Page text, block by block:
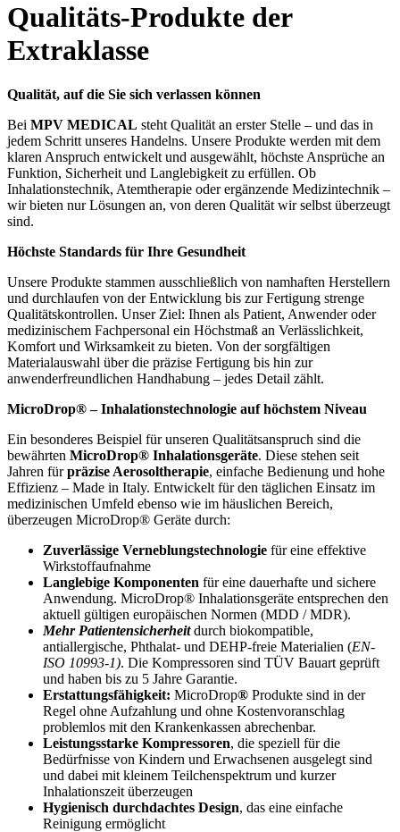
Qualitäts-Produkte der
Extraklasse
Qualität, auf die Sie sich verlassen können
Bei MPV MEDICAL steht Qualität an erster Stelle – und das in
jedem Schritt unseres Handelns. Unsere Produkte werden mit dem
klaren Anspruch entwickelt und ausgewählt, höchste Ansprüche an
Funktion, Sicherheit und Langlebigkeit zu erfüllen. Ob
Inhalationstechnik, Atemtherapie oder ergänzende Medizintechnik –
wir bieten nur Lösungen an, von deren Qualität wir selbst überzeugt
sind.
Höchste Standards für Ihre Gesundheit
Unsere Produkte stammen ausschließlich von namhaften Herstellern
und durchlaufen von der Entwicklung bis zur Fertigung strenge
Qualitätskontrollen. Unser Ziel: Ihnen als Patient, Anwender oder
medizinischem Fachpersonal ein Höchstmaß an Verlässlichkeit,
Komfort und Wirksamkeit zu bieten. Von der sorgfältigen
Materialauswahl über die präzise Fertigung bis hin zur
anwenderfreundlichen Handhabung – jedes Detail zählt.
MicroDrop® – Inhalationstechnologie auf höchstem Niveau
Ein besonderes Beispiel für unseren Qualitätsanspruch sind die
bewährten MicroDrop® Inhalationsgeräte. Diese stehen seit
Jahren fürpräzise Aerosoltherapie, einfache Bedienung und hohe
Effizienz – Made in Italy. Entwickelt für den täglichen Einsatz im
medizinischen Umfeld ebenso wie im häuslichen Bereich,
überzeugen MicroDrop® Geräte durch:
Zuverlässige Verneblungstechnologie für eine effektive
Wirkstoffaufnahme
Langlebige Komponenten für eine dauerhafte und sichere
Anwendung. MicroDrop® Inhalationsgeräte entsprechen den
aktuell gültigen europäischen Normen (MDD / MDR).
Mehr Patientensicherheitdurch biokompatible,
antiallergische, Phthalat- und DEHP-freie Materialien (EN-
ISO 10993-1). Die Kompressoren sind TÜV Bauart geprüft
und haben bis zu 5 Jahre Garantie.
Erstattungsfähigkeit: MicroDrop® Produkte sind in der
Regel ohne Aufzahlung und ohne Kostenvoranschlag
problemlos mit den Krankenkassen abrechenbar.
Leistungsstarke Kompressoren, die speziell für die
Bedürfnisse von Kindern und Erwachsenen ausgelegt sind
und dabei mit kleinem Teilchenspektrum und kurzer
Inhalationszeit überzeugen
Hygienisch durchdachtes Design, das eine einfache
Reinigung ermöglicht